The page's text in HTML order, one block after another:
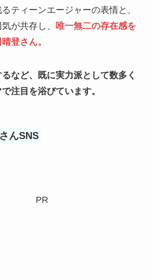
ティーンエージャーの表情と、
が共存し、
唯一無二の存在感を
登さん。
など、既に実力派として数多く
注目を浴びています。
んSNS
PR